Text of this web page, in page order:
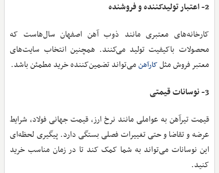
2- اعتبار تولیدکننده و فروشنده
کارخانه‌های معتبری مانند ذوب آهن اصفهان سال‌هاست که
محصولات باکیفیت تولید می‌کنند. همچنین انتخاب سایت‌های
معتبر فروش مثلکارآهنمی‌تواند تضمین‌کننده خرید مطمئن باشد.
3- نوسانات قیمتی
قیمت تیرآهن به عواملی مانند نرخ ارز، قیمت جهانی فولاد، شرایط
عرضه و تقاضا و حتی تغییرات فصلی بستگی دارد. پیگیری لحظه‌ای
این نوسانات می‌تواند به شما کمک کند تا در زمان مناسب خرید
کنید.